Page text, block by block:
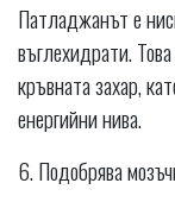
Патладжанът е
въглехидрати.
кръвната захар,
енергийни нива.
6. Подобрява